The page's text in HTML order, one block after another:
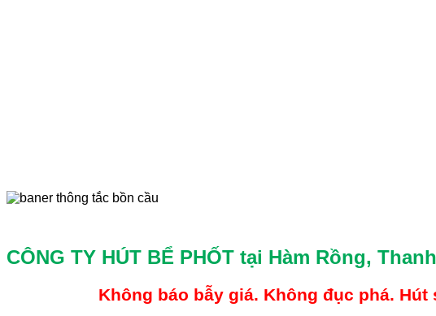
CÔNG TY HÚT BỂ PHỐT tại Hàm Rồng,
Không báo bẫy giá. Không đục phá.